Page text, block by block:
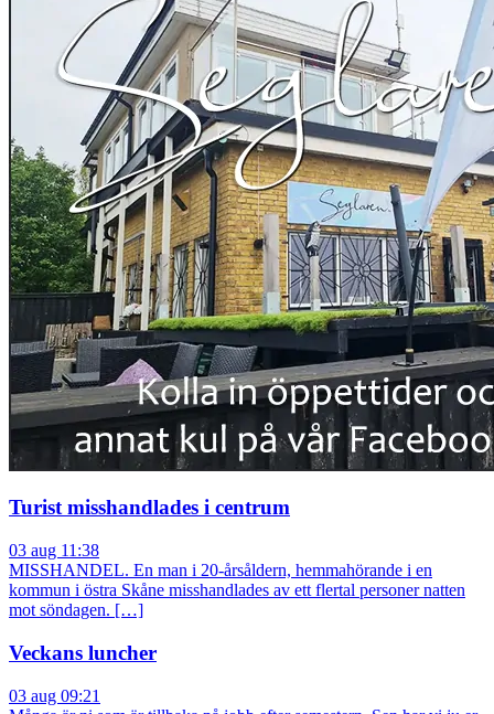
Turist misshandlades i centrum
03 aug 11:38
MISSHANDEL. En man i 20-årsåldern, hemmahörande i en
kommun i östra Skåne misshandlades av ett flertal personer natten
mot söndagen. […]
Veckans luncher
03 aug 09:21